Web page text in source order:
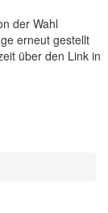
der Wahl
erneut gestellt
über den Link in